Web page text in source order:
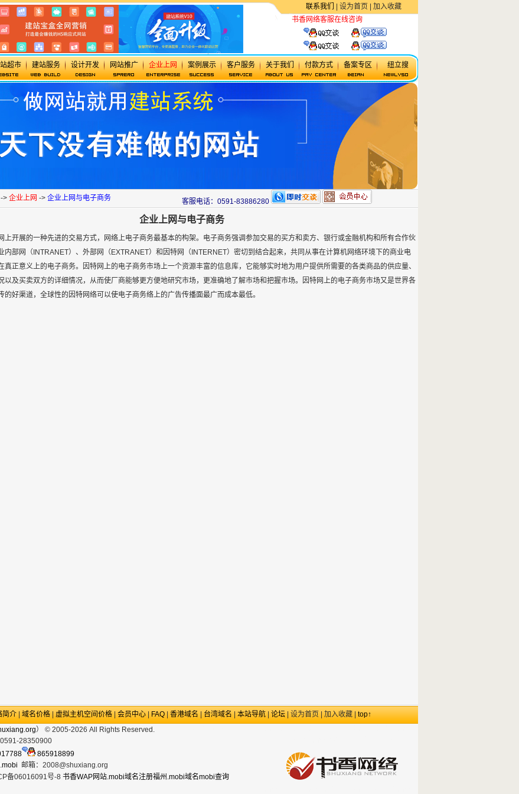
联系我们 设为首页
加入收藏
书香网络客服在线咨询
超市 建站服务 设计开发 网站推广 企业上网 案例展示 客户服务 关于我们 付款方式 备案专区 纽立搜
-> 企业上网 -> 企业上网与电子商务 客服电话：0591-83886280
企业上网与电子商务
开展的一种先进的交易方式，网络上电子商务最基本的构架。电子商务强调参加交易的买方和卖方、银行或金融机构和所有合作伙
内部网（INTRANET）、外部网（EXTRANET）和因特网（INTERNET）密切到结合起来，共同从事在计算机网络环境下的商业电
真正意义上的电子商务。因特网上的电子商务市场上一个资源丰富的信息库，它能够实时地为用户提供所需要的各类商品的供应量、
以及买卖双方的详细情况，从而使厂商能够更方便地研究市场，更准确地了解市场和把握市场。因特网上的电子商务市场又是世界各
的好渠道，全球性的因特网络可以使电子商务络上的广告传播面最广而成本最低。
简介|域名价格|虚拟主机空间价格|会员中心|FAQ|香港域名|台湾域名|本站导航|论坛|设为首页|加入收藏|top↑
） © 2005-2026 All Rights Reserved.
0591-28350900
865918899
邮箱： 2008@shuxiang.org
备06016091号-8 书香WAP网站.mobi域名注册福州.mobi域名mobi查询